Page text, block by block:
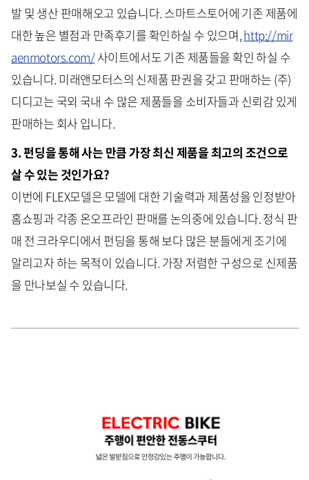
발 및 생산 판매해오고 있습니다. 스마트스토어에 기존 제품에
대한 높은 별점과 만족후기를 확인하실 수 있으며,http://mir
aenmotors.com/사이트에서도 기존 제품들을 확인 하실 수
있습니다. 미래앤모터스의 신제품 판권을 갖고 판매하는 (주)
디디고는 국외 국내 수 많은 제품들을 소비자들과 신뢰감 있게
판매하는 회사 입니다.
3. 펀딩을 통해 사는 만큼 가장 최신 제품을 최고의 조건으로
살 수 있는 것인가요?
이번에 FLEX모델은 모델에 대한 기술력과 제품성을 인정받아
홈쇼핑과 각종 온오프라인 판매를 논의중에 있습니다. 정식 판
매 전 크라우디에서 펀딩을 통해 보다 많은 분들에게 조기에
알리고자 하는 목적이 있습니다. 가장 저렴한 구성으로 신제품
을 만나보실 수 있습니다.